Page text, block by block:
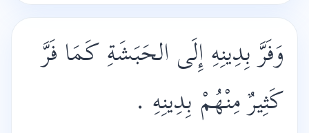
وَفَرَّ بِدِينِهِ إِلَى الحَبَشَةِ كَمَا فَرَّ
كَثِيرٌ مِنْهُمْ بِدِينِهِ .